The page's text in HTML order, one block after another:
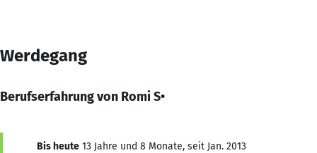
Werdegang
Berufserfahrung von Romi S•
Bis heute 13 Jahre und 8 Monate, seit Jan. 2013